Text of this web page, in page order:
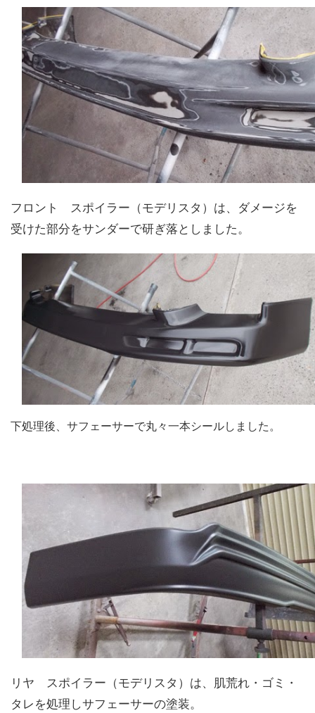
フロント スポイラー（モデリスタ）は、ダメージを
受けた部分をサンダーで研ぎ落としました。
下処理後、サフェーサーで丸々一本シールしました。
リヤ スポイラー（モデリスタ）は、肌荒れ・ゴミ・
タレを処理しサフェーサーの塗装。